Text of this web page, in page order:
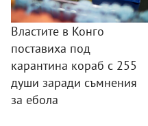
Властите в Конго
поставиха под
карантина кораб с 255
души заради съмнения
за ебола